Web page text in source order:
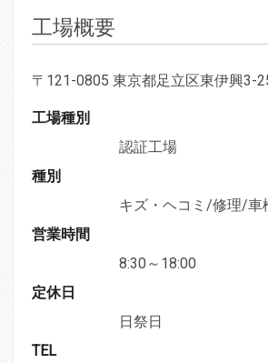
工場概要
〒121-0805 東京都足立区東伊興3-
工場種別
認証工場
種別
キズ・ヘコミ/修理/車
営業時間
8:30～18:00
定休日
日祭日
TEL